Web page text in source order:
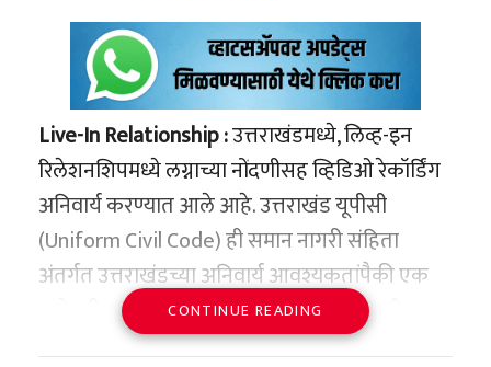
Live-In Relationship :उत्तराखंडमध्ये, लिव्ह-इन
रिलेशनशिपमध्ये लग्नाच्या नोंदणीसह व्हिडिओ रेकॉर्डिंग
अनिवार्य करण्यात आले आहे. उत्तराखंड यूपीसी
(Uniform Civil Code) ही समान नागरी संहिता
अंतर्गत उत्तराखंडच्या अनिवार्य आवश्यकतांपैकी एक
आहे, जी राज्य 26 जानेवारीपासून लागू करण्याची
योजना आखत आहे.
CONTINUE READING